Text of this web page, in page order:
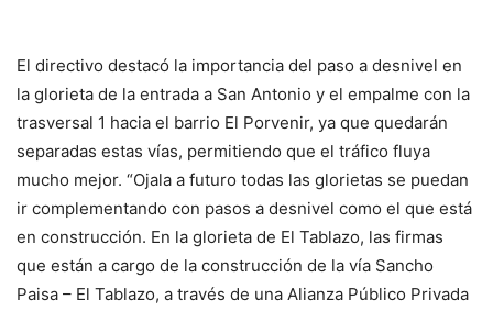
El directivo destacó la importancia del paso a desnivel en
la glorieta de la entrada a San Antonio y el empalme con la
trasversal 1 hacia el barrio El Porvenir, ya que quedarán
separadas estas vías, permitiendo que el tráfico fluya
mucho mejor. “Ojala a futuro todas las glorietas se puedan
ir complementando con pasos a desnivel como el que está
en construcción. En la glorieta de El Tablazo, las firmas
que están a cargo de la construcción de la vía Sancho
Paisa – El Tablazo, a través de una Alianza Público Privada